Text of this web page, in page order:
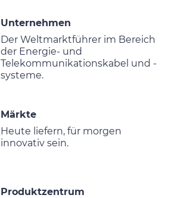
Unternehmen
Der Weltmarktführer im Bereich
der Energie- und
Telekommunikationskabel und -
systeme.
Märkte
Heute liefern, für morgen
innovativ sein.
Produktzentrum